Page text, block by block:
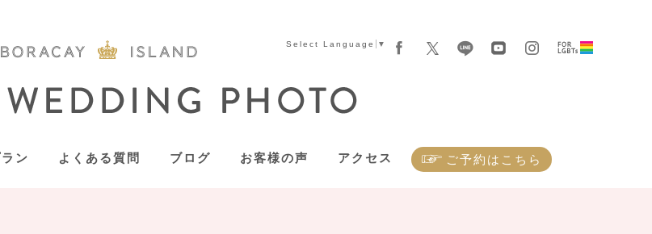
ン よくある質問 ブログ お客様の声 アクセス ご予約はこちら
Select Language ▼